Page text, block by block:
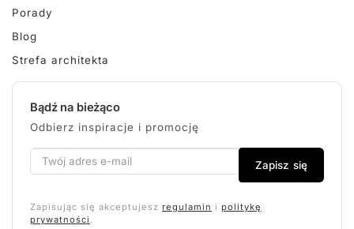
Porady
Blog
Strefa architekta
Bądź na bieżąco
Odbierz inspiracje i promocję
Zapisz się
Zapisując się akceptujesz regulamin i politykę
prywatności .